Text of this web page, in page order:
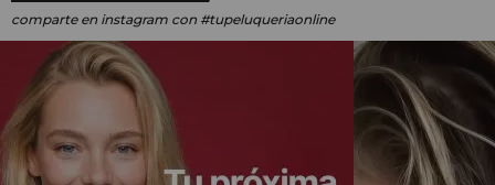
comparte en instagram con #tupeluqueriaonline